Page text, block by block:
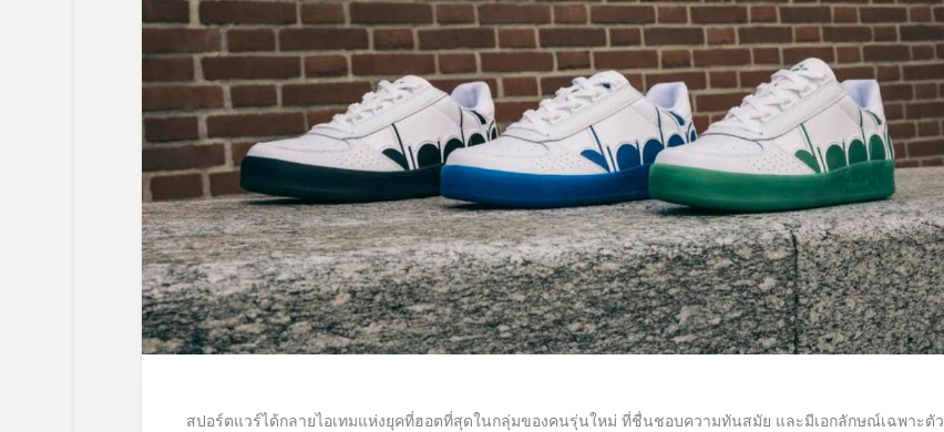
สปอร์ตแวร์ได้กลายไอเทมแห่งยุคที่ฮอตที่สุดในกลุ่มของคนรุ่นใหม่ ที่ชื่นชอบความทันสมัย และมีเอกลักษณ์เฉพาะตัว